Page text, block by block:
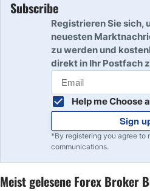
10
Subscribe
Registrieren Sie sich,
neuesten
zu werden und
direkt in Ihr Postfach
Help me Choose
Sign
*By registering you agree to
communications.
Meist gelesene Forex Broker